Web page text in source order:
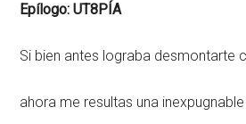
Epílogo: UT8PÍA
Si bien antes lograba desmontarte
ahora me resultas una